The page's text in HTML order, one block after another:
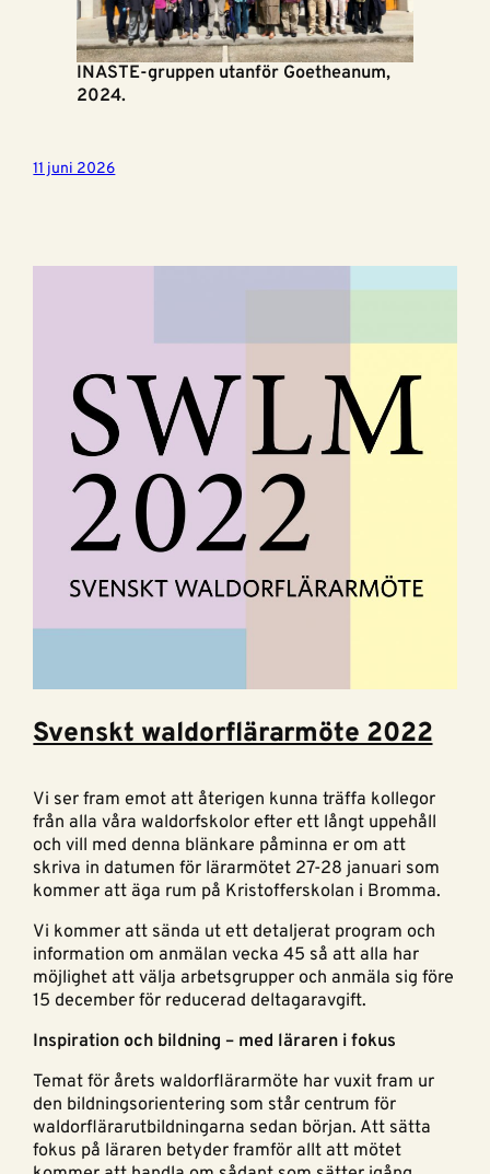
INASTE-gruppen utanför Goetheanum,
2024.
11 juni 2026
Svenskt waldorflärarmöte 2022
Vi ser fram emot att återigen kunna träffa kollegor
från alla våra waldorfskolor efter ett långt uppehåll
och vill med denna blänkare påminna er om att
skriva in datumen för lärarmötet 27-28 januari som
kommer att äga rum på Kristofferskolan i Bromma.
Vi kommer att sända ut ett detaljerat program och
information om anmälan vecka 45 så att alla har
möjlighet att välja arbetsgrupper och anmäla sig före
15 december för reducerad deltagaravgift.
Inspiration och bildning – med läraren i fokus
Temat för årets waldorflärarmöte har vuxit fram ur
den bildningsorientering som står centrum för
waldorflärarutbildningarna sedan början. Att sätta
fokus på läraren betyder framför allt att mötet